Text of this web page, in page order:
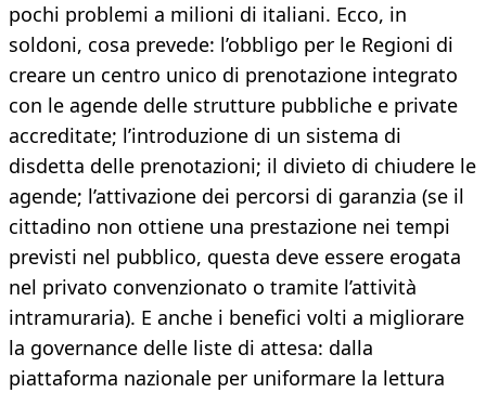
pochi problemi a milioni di italiani. Ecco, in
soldoni, cosa prevede: l’obbligo per le Regioni di
creare un centro unico di prenotazione integrato
con le agende delle strutture pubbliche e private
accreditate; l’introduzione di un sistema di
disdetta delle prenotazioni; il divieto di chiudere le
agende; l’attivazione dei percorsi di garanzia (se il
cittadino non ottiene una prestazione nei tempi
previsti nel pubblico, questa deve essere erogata
nel privato convenzionato o tramite l’attività
intramuraria). E anche i benefici volti a migliorare
la governance delle liste di attesa: dalla
piattaforma nazionale per uniformare la lettura